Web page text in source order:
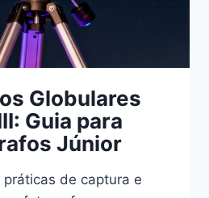
Globulares
Guia para
Júnior
de captura e